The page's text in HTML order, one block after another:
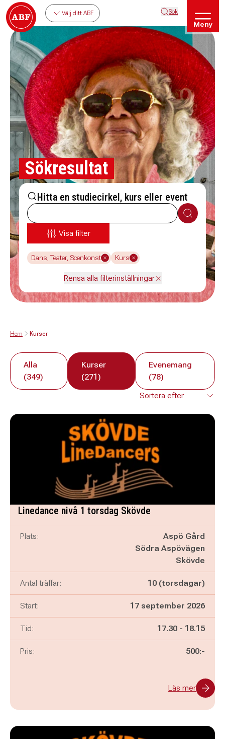
Välj ditt ABF Sök
Meny
Sökresultat
Hitta en studiecirkel, kurs eller event
Sök
Visa filter
Dans, Teater, Scenkonst Kurs
Rensa alla filterinställningar
Hem Kurser
Alla
(349)
Kurser
(271)
Evenemang
(78)
Linedance nivå 1 torsdag Skövde
Plats:
Aspö Gård
Södra Aspövägen
Skövde
Antal träffar: 10 (torsdagar)
Start: 17 september 2026
Tid: Pågår mellan
17.30 - och
18.15
Pris: 500:-
Läs mer